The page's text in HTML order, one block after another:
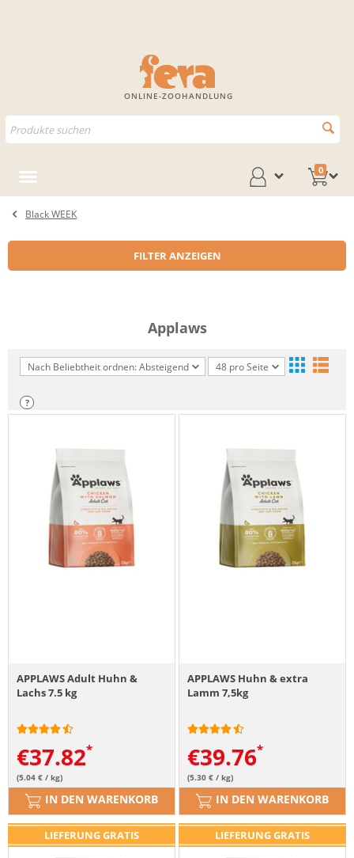
ONLINE-ZOOHANDLUNG
0
Black WEEK
FILTER ANZEIGEN
Applaws
Nach Beliebtheit ordnen: Absteigend 48 pro Seite
?
APPLAWS Adult Huhn &
Lachs 7.5 kg
€37.82
(5.04 € / kg)
IN DEN WARENKORB
APPLAWS Huhn & extra
Lamm 7,5kg
€39.76
(5.30 € / kg)
IN DEN WARENKORB
LIEFERUNG GRATIS LIEFERUNG GRATIS